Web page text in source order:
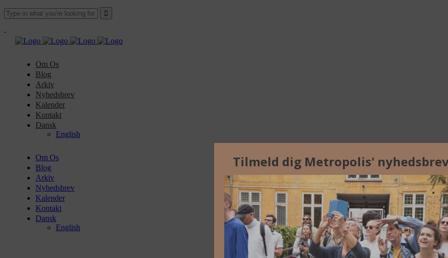
Om Os
Blog
Arkiv
Nyhedsbrev
Kalender
Kontakt
Dansk
English
Om Os
Blog
Arkiv
Nyhedsbrev
Kalender
Kontakt
Dansk
English